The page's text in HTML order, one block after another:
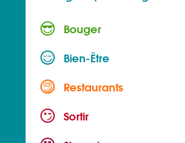
Bouger
Bien-Être
Restaurants
Sortir